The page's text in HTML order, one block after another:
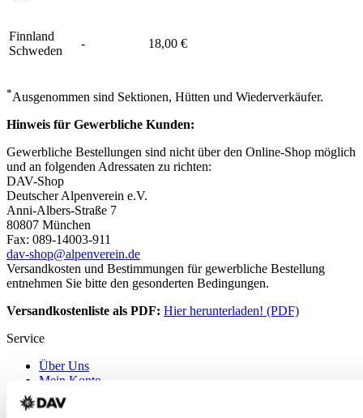
Finnland
Schweden
- 18,00 €
*Ausgenommen sind Sektionen, Hütten und Wiederverkäufer.
Hinweis für Gewerbliche Kunden:
Gewerbliche Bestellungen sind nicht über den Online-Shop möglich
und an folgenden Adressaten zu richten:
DAV-Shop
Deutscher Alpenverein e.V.
Anni-Albers-Straße 7
80807 München
Fax: 089-14003-911
dav-shop@alpenverein.de
Versandkosten und Bestimmungen für gewerbliche Bestellung
entnehmen Sie bitte den gesonderten Bedingungen.
Versandkostenliste als PDF: Hier herunterladen! (PDF)
Service
Über Uns
Mein Konto
FAQ
Newsletter